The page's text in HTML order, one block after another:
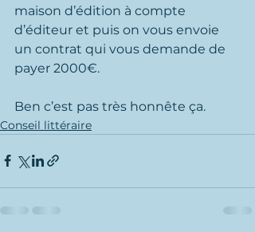
maison d’édition à compte
d’éditeur et puis on vous envoie
un contrat qui vous demande de
payer 2000€.
Ben c’est pas très honnête ça.
Conseil littéraire